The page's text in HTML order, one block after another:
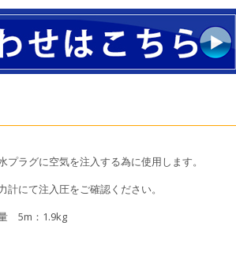
プラグに空気を注入する為に使用します。
計にて注入圧をご確認ください。
5m：1.9kg